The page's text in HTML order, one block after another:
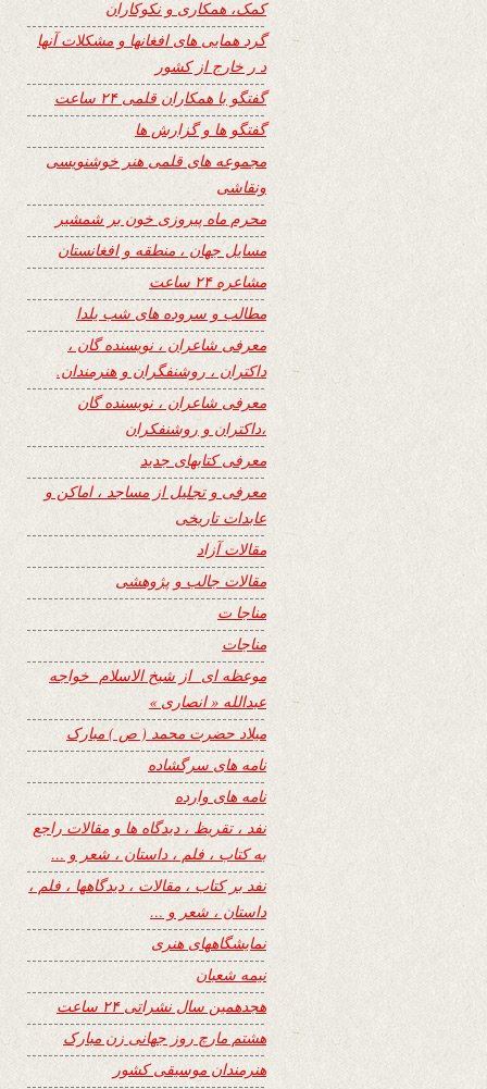
کمک، همکاری و نکوکاران
گرد همایی های افغانها و مشکلات آنها
د ر خارج از کشور
گفتگو با همکاران قلمی ۲۴ ساعت
گفتگو ها و گزارش ها
مجموعه های قلمی هنر خوشنویسی
ونقاشی
محرم ماه پیروزی خون بر شمشیر
مسایل جهان ، منطقه و افغانستان
مشاعره ۲۴ ساعت
مطالب و سروده های شب یلدا
معرفی شاعران ، نویسنده گان ،
داکتران ، روشنفگران و هنرمندان.
معرفی شاعران ، نویسنده گان
،داکتران و روشنفکران
معرفی کتابهای جدید
معرفی و تجلیل از مساجد ، اماکن و
عابدات تاریخی
مقالات آزاد
مقالات جالب و پژوهشی
مناجا ت
مناجات
موعظه ای از شیخ الاسلام خواجه
عبدالله « انصاری »
میلاد حضرت محمد ( ص ) مبارک
نامه های سرگشاده
نامه های وارده
نفد ، تقریظ ، دیدگاه ها و مقالات راجع
به کتاب ، فلم ، داستان ، شعر و …
نفد بر کتاب ، مقالات ، دیدگاهها ، فلم ،
داستان ، شعر و …
نمایشگاههای هنری
نیمه شعبان
هجدهمین سال نشراتی ۲۴ ساعت
هشتم مارچ روز جهانی زن مبارک
هنرمندان موسیقی کشور